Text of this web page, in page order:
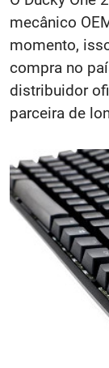
mecânico
momento,
compra no
distribuidor
parceira de